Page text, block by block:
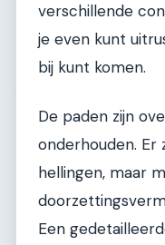
verschillende
je even kunt
bij kunt komen.
De paden zijn
onderhouden. Er
hellingen, maar
Een